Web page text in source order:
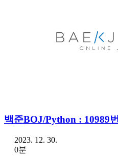
백준BOJ/Python : 10989
2023. 12. 30.
0분